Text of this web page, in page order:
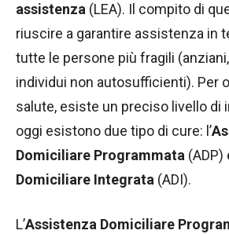
assistenza (LEA). Il compito di
riuscire a garantire assistenza in
tutte le persone più fragili
individui non autosufficienti). Per
salute, esiste un preciso livello di
oggi esistono due tipo di cure: l’
Domiciliare Programmata (ADP)
Domiciliare Integrata (ADI).
L’Assistenza Domiciliare